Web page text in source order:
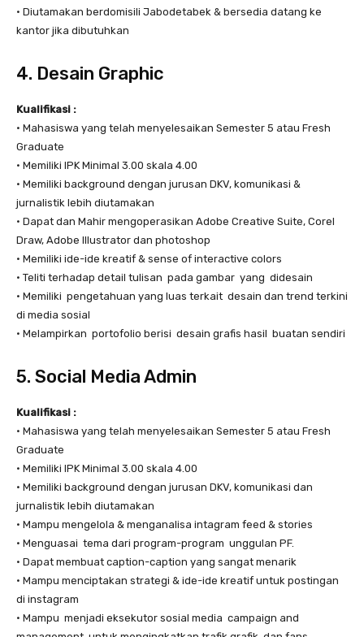
• Diutamakan berdomisili Jabodetabek & bersedia datang ke
kantor jika dibutuhkan
4. Desain Graphic
Kualifikasi :
• Mahasiswa yang telah menyelesaikan Semester 5 atau Fresh
Graduate
• Memiliki IPK Minimal 3.00 skala 4.00
• Memiliki background dengan jurusan DKV, komunikasi &
jurnalistik lebih diutamakan
• Dapat dan Mahir mengoperasikan Adobe Creative Suite, Corel
Draw, Adobe Illustrator dan photoshop
• Memiliki ide-ide kreatif & sense of interactive colors
• Teliti terhadap detail tulisan pada gambar yang didesain
• Memiliki pengetahuan yang luas terkait desain dan trend terkini
di media sosial
• Melampirkan portofolio berisi desain grafis hasil buatan sendiri
5. Social Media Admin
Kualifikasi :
• Mahasiswa yang telah menyelesaikan Semester 5 atau Fresh
Graduate
• Memiliki IPK Minimal 3.00 skala 4.00
• Memiliki background dengan jurusan DKV, komunikasi dan
jurnalistik lebih diutamakan
• Mampu mengelola & menganalisa intagram feed & stories
• Menguasai tema dari program-program unggulan PF.
• Dapat membuat caption-caption yang sangat menarik
• Mampu menciptakan strategi & ide-ide kreatif untuk postingan
di instagram
• Mampu menjadi eksekutor sosial media campaign and